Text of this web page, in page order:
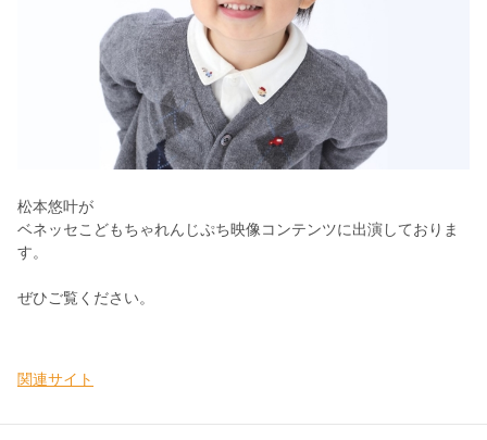
松本悠叶が
ベネッセこどもちゃれんじぷち映像コンテンツに出演しておりま
す。
ぜひご覧ください。
関連サイト